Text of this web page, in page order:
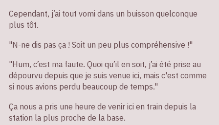
Cependant, j’ai tout vomi dans un buisson quelconque
plus tôt.
"N-ne dis pas ça ! Soit un peu plus compréhensive !"
"Hum, c’est ma faute. Quoi qu’il en soit, j’ai été prise au
dépourvu depuis que je suis venue ici, mais c'est comme
si nous avions perdu beaucoup de temps."
Ça nous a pris une heure de venir ici en train depuis la
station la plus proche de la base.